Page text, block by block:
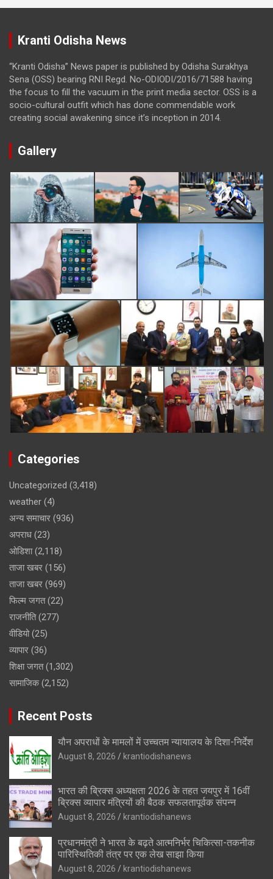
Kranti Odisha News
“Kranti Odisha” News paper is published by Odisha Surakhya
Sena (OSS) bearing RNI Regd. No-ODIODI/2016/71588 having
the focus to fill the vacuum in the print media sector. OSS is a
socio-cultural outfit which has done commendable work
creating social awakening since it’s inception in 2014.
Gallery
Categories
Uncategorized (3,418)
weather (4)
अन्य समाचार (936)
अपराध (23)
ओडिशा(2,118)
ताजा खबर (156)
ताजा खबर (969)
फिल्म जगत(22)
राजनीति(277)
वीडियो(25)
व्यापार (36)
शिक्षा जगत(1,302)
सामाजिक(2,152)
Recent Posts
यौन अपराधों के मामलों में उच्चतम न्यायालय के दिशा-निर्देश
August 8, 2026 krantiodishanews
भारत की ब्रिक्‍स अध्यक्षता 2026 के तहत जयपुर में 16वीं
ब्रिक्‍स व्यापार मंत्रियों की बैठक सफलतापूर्वक संपन्न
August 8, 2026 krantiodishanews
प्रधानमंत्री ने भारत के बढ़ते आत्मनिर्भर चिकित्सा-तकनीक
पारिस्थितिकी तंत्र पर एक लेख साझा किया
August 8, 2026 krantiodishanews